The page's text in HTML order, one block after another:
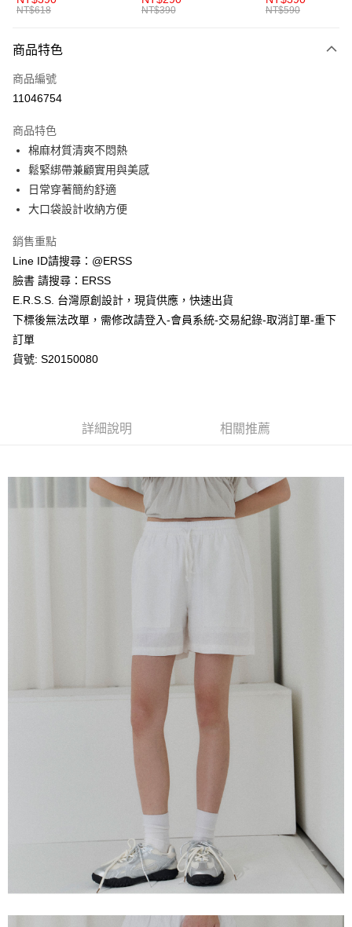
相關說明
便利好安心！
２．便利：只要手機號碼，簡訊認證，即可結帳。
３．安心：先確認商品／服務後，再付款。
【「AFTEE先享後付」結帳流程】
１．於結帳方式選擇「AFTEE先享後付」後，將跳轉至「AFTEE先享後付」
結帳頁面，進行簡訊認證並確認金額後，即可完成結帳。
２．訂單成立數日內，您將收到繳費通知簡訊。
ATM／網路銀行／等多元方式進行付款，方視為交易完成。
※ 請注意：結帳手續完成當下不需立刻繳費，但若您需要取消訂單，請聯絡
後付繳納相關費用。
※ 交易是否成功請以「AFTEE先享後付 」之結帳頁面顯示為準，若有關於
是否繳費成功／繳費後需取消欲退款等相關疑問，請聯繫「AFTEE先享後付
客戶支援中心」https://netprotections.freshdesk.com/support/home
【注意事項】
１．透過由恩沛科技股份有限公司提供之「AFTEE先享後付」服務完成之交
易，需依本服務之必要範圍內提供個人資料，並將交易相關給付款項請求債
２．關於個人資料處理事宜，請瀏覽以下網址：
４．使用「AFTEE先享後付」時，將依據個別帳號之用戶狀況，依本公司即
５．嚴禁一人註冊多個帳號或使用他人資訊註冊。若發現惡意使用之情形，
恩沛科技股份有限公司將有權停止該用戶之使用額度並採取法律行動。
運送方式
全家取貨付款
付款後全家取貨
每筆NT$80，滿NT$1,200(含以上)免運費
付款後萊爾富取貨
7-11取貨付款
每筆NT$80，滿NT$1,200(含以上)免運費
付款後7-11取貨
每筆NT$80，滿NT$1,200(含以上)免運費
NT$618 NT$390 NT$590
商品特色
商品編號
11046754
商品特色
棉麻材質清爽不悶熱
鬆緊綁帶兼顧實用與美感
日常穿著簡約舒適
大口袋設計收納方便
銷售重點
Line ID請搜尋：@ERSS
臉書 請搜尋：ERSS
E.R.S.S. 台灣原創設計，現貨供應，快速出貨
下標後無法改單，需修改請登入-會員系統-交易紀錄-取消訂單-重下
訂單
貨號: S20150080
詳細說明 相關推薦